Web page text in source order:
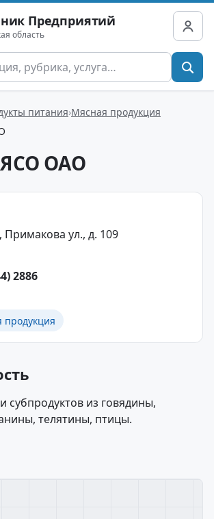
Предприятий
область
питания Мясная продукция
ОАО
Примакова ул., д. 109
2886
продукция
субпродуктов из говядины,
телятины, птицы.